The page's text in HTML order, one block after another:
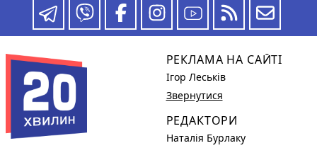
РЕКЛАМА НА САЙТІ
Ігор Леськів
Звернутися
РЕДАКТОРИ
Наталія Бурлаку